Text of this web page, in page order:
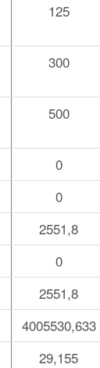
125
300
500
0
0
2551,8
0
2551,8
4005530,633
29,155